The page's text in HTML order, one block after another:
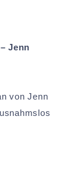
Jenn
von Jenn